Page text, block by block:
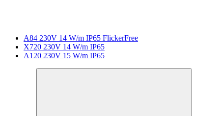
A84 230V 14 W/m IP65 FlickerFree
X720 230V 14 W/m IP65
A120 230V 15 W/m IP65